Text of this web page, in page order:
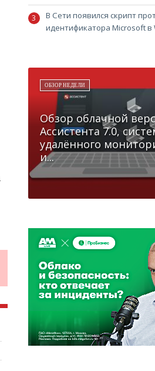
В Сети появился скрипт
идентификатора Microsoft в
ОБЗОР НЕДЕЛИ
Обзор облачной
Ассистента 7.0,
удалённого
и...